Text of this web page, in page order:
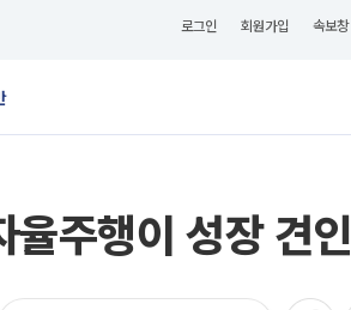
로그인 회원가입 속보창
주행이 성장 견인